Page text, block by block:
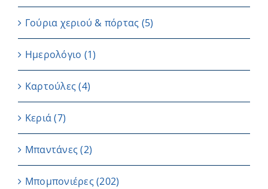
Γούρια χεριού & πόρτας (5)
Ημερολόγιο (1)
Καρτούλες (4)
Κεριά (7)
Μπαντάνες (2)
Μπομπονιέρες(202)